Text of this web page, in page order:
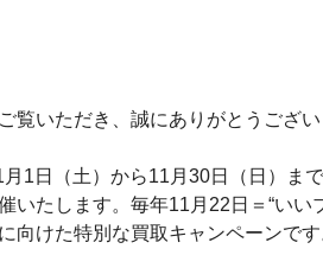
覧いただき、誠にありがとうござい
1日（土）から11月30日（日）ま
いたします。毎年11月22日＝“いい
向けた特別な買取キャンペーンです